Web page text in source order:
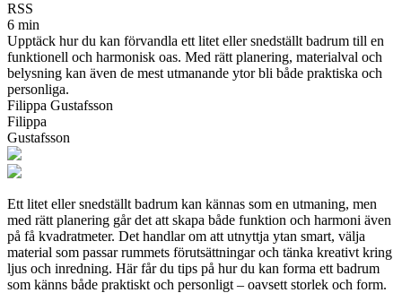
RSS
6 min
Upptäck hur du kan förvandla ett litet eller snedställt badrum till en
funktionell och harmonisk oas. Med rätt planering, materialval och
belysning kan även de mest utmanande ytor bli både praktiska och
personliga.
Filippa Gustafsson
Filippa
Gustafsson
Ett litet eller snedställt badrum kan kännas som en utmaning, men
med rätt planering går det att skapa både funktion och harmoni även
på få kvadratmeter. Det handlar om att utnyttja ytan smart, välja
material som passar rummets förutsättningar och tänka kreativt kring
ljus och inredning. Här får du tips på hur du kan forma ett badrum
som känns både praktiskt och personligt – oavsett storlek och form.